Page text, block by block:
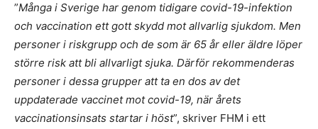
”Många i Sverige har genom tidigare covid-19-infektion
och vaccination ett gott skydd mot allvarlig sjukdom. Men
personer i riskgrupp och de som är 65 år eller äldre löper
större risk att bli allvarligt sjuka. Därför rekommenderas
personer i dessa grupper att ta en dos av det
uppdaterade vaccinet mot covid-19, när årets
vaccinationsinsats startar i höst”, skriver FHM i ett